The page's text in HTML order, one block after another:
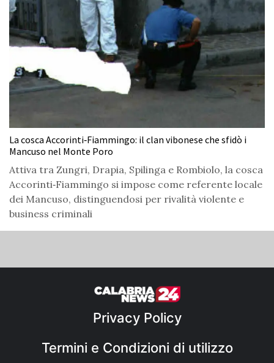
La cosca Accorinti‑Fiammingo: il clan vibonese che sfidò i
Mancuso nel Monte Poro
Attiva tra Zungri, Drapia, Spilinga e Rombiolo, la cosca
Accorinti‑Fiammingo si impose come referente locale
dei Mancuso, distinguendosi per rivalità violente e
business criminali
Privacy Policy
Termini e Condizioni di utilizzo